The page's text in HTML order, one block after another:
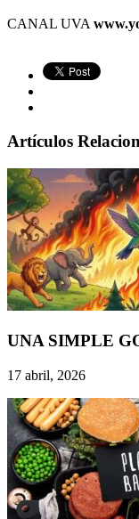
CANAL UVA
Artículos
UNA SIMPLE
17 abril, 2026